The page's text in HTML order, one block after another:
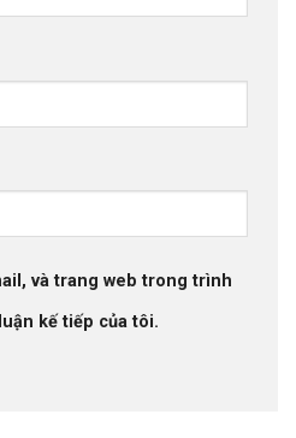
và trang web trong trình
kế tiếp của tôi.